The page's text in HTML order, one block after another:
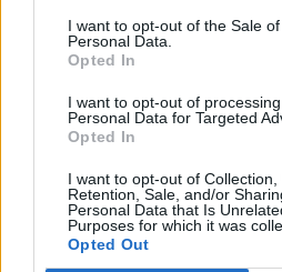
I want to opt-out of the Sale
Personal Data.
Opted In
I want to opt-out of
Personal Data for Targeted
Opted In
I want to opt-out of Collection,
Retention, Sale, and/or
Personal Data that Is
Purposes for which it was
Opted Out
Tortosa celebra una
simultànies d’escacs
Redacció - setembre 25, 2021